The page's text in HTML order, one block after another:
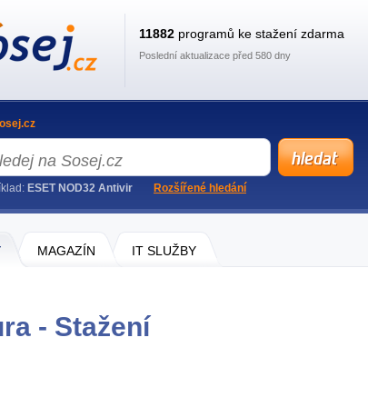
MAGAZÍN IT SLUŽBY
- Stažení
11882 programů ke stažení zdarma
Poslední aktualizace před 580 dny
ESET NOD32 Antivir Rozšířené hledání